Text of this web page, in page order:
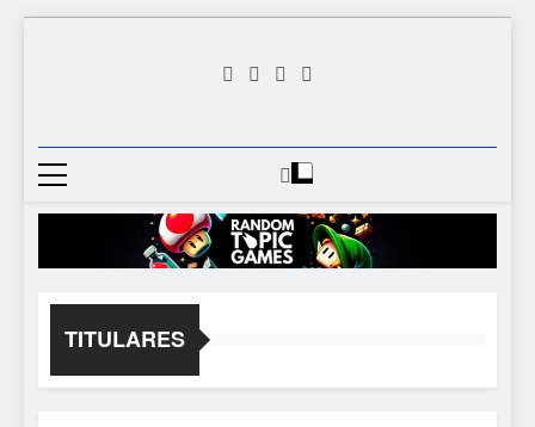
Random
Games
Videojuego Favorito
TITULARES